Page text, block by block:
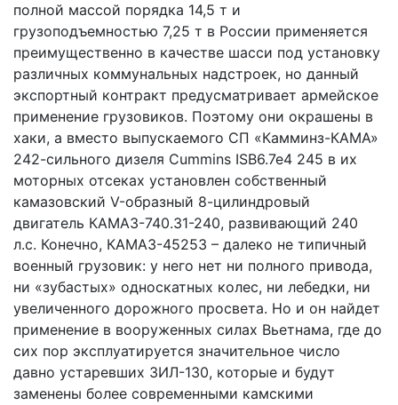
полной массой порядка 14,5 т и
грузоподъемностью 7,25 т в России применяется
преимущественно в качестве шасси под установку
различных коммунальных надстроек, но данный
экспортный контракт предусматривает армейское
применение грузовиков. Поэтому они окрашены в
хаки, а вместо выпускаемого СП «Камминз-КАМА»
242-сильного дизеля Cummins ISB6.7e4 245 в их
моторных отсеках установлен собственный
камазовский V-образный 8-цилиндровый
двигатель КАМАЗ-740.31-240, развивающий 240
л.с. Конечно, КАМАЗ-45253 – далеко не типичный
военный грузовик: у него нет ни полного привода,
ни «зубастых» односкатных колес, ни лебедки, ни
увеличенного дорожного просвета. Но и он найдет
применение в вооруженных силах Вьетнама, где до
сих пор эксплуатируется значительное число
давно устаревших ЗИЛ-130, которые и будут
заменены более современными камскими